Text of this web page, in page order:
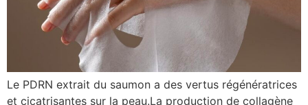
Le PDRN extrait du saumon a des vertus régénératrices
et cicatrisantes sur la peau.La production de collagène